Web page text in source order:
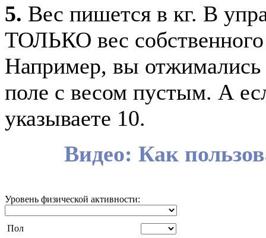
5. Вес пишется в кг. В
ТОЛЬКО вес собственного
Например, вы отжимались
поле с весом пустым. А
указываете 10.
Видео: Как
Уровень физической активности:
Пол